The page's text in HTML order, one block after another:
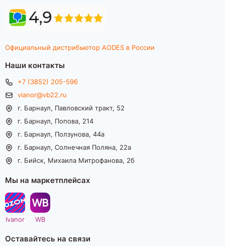
Официальный дистрибьютор AODES в России
Наши контакты
+7 (3852) 205-596
vianor@vb22.ru
г. Барнаул, Павловский тракт, 52
г. Барнаул, Попова, 214
г. Барнаул, Ползунова, 44а
г. Барнаул, Солнечная Поляна, 22а
г. Бийск, Михаила Митрофанова, 2б
Мы на маркетплейсах
Ivanor WB
Оставайтесь на связи